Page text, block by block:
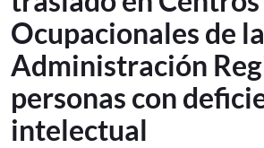
Ocupacionales de la
Administración
personas con
intelectual